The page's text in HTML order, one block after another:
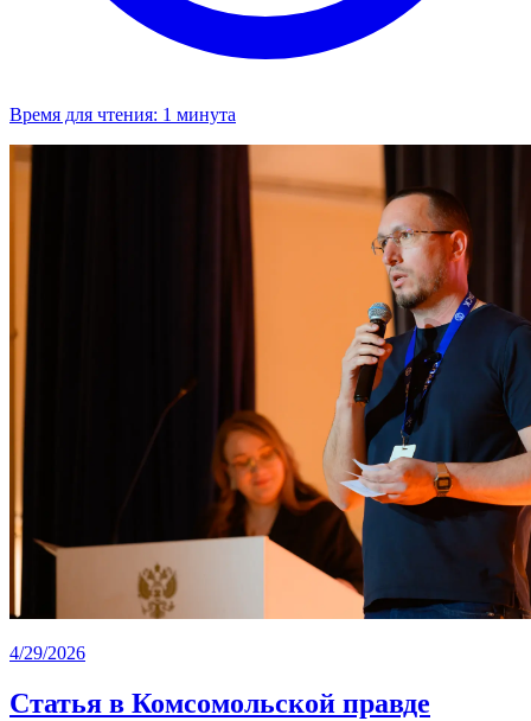
Время для чтения: 1 минута
4/29/2026
Статья в Комсомольской правде